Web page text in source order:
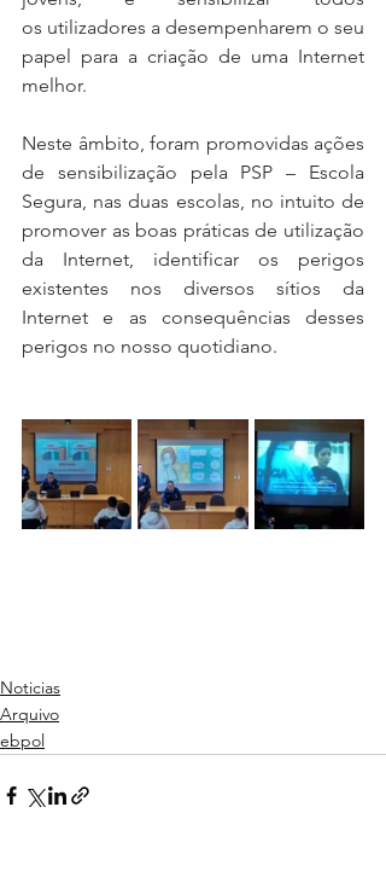
os utilizadores a desempenharem o seu
papel para a criação de uma Internet
melhor.
Neste âmbito, foram promovidas ações
de sensibilização pela PSP – Escola
Segura, nas duas escolas, no intuito de
promover as boas práticas de utilização
da Internet, identificar os perigos
existentes nos diversos sítios da
Internet e as consequências desses
perigos no nosso quotidiano.
Noticias
Arquivo
ebpol